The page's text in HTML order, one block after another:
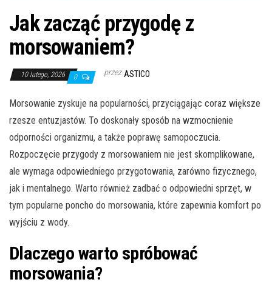
Jak zacząć przygodę z
morsowaniem?
10 lutego, 2026 0 przez ASTICO
Morsowanie zyskuje na popularności, przyciągając coraz większe
rzesze entuzjastów. To doskonały sposób na wzmocnienie
odporności organizmu, a także poprawę samopoczucia.
Rozpoczęcie przygody z morsowaniem nie jest skomplikowane,
ale wymaga odpowiedniego przygotowania, zarówno fizycznego,
jak i mentalnego. Warto również zadbać o odpowiedni sprzęt, w
tym popularne poncho do morsowania, które zapewnia komfort po
wyjściu z wody.
Dlaczego warto spróbować
morsowania?